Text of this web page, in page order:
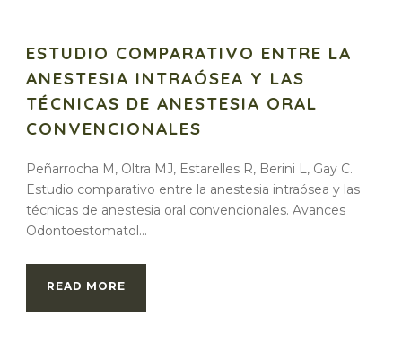
ESTUDIO COMPARATIVO ENTRE LA
ANESTESIA INTRAÓSEA Y LAS
TÉCNICAS DE ANESTESIA ORAL
CONVENCIONALES
Peñarrocha M, Oltra MJ, Estarelles R, Berini L, Gay C.
Estudio comparativo entre la anestesia intraósea y las
técnicas de anestesia oral convencionales. Avances
Odontoestomatol...
READ MORE